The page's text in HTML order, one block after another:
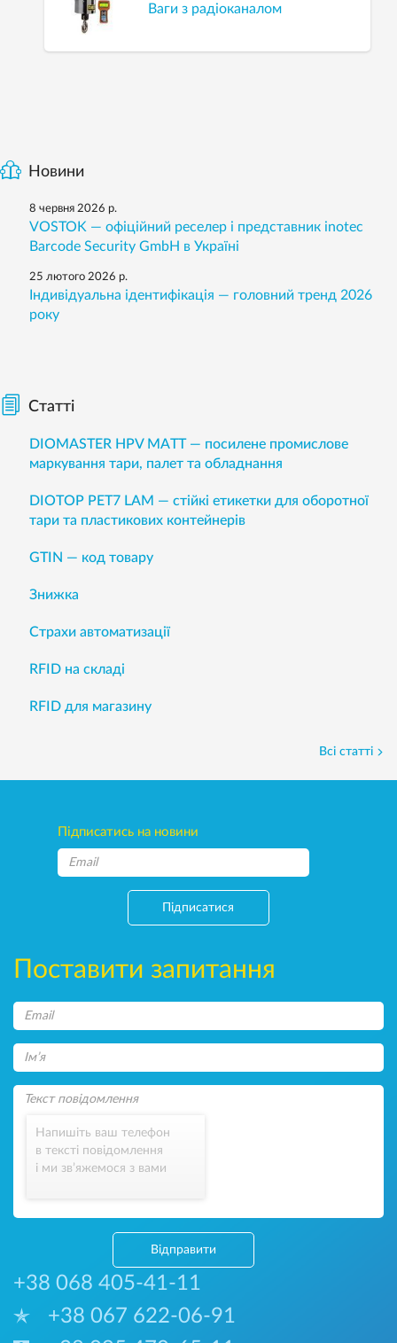
Ваги з радіоканалом
Новини
8 червня 2026 р.
VOSTOK — офіційний реселер і представник inotec
Barcode Security GmbH в Україні
25 лютого 2026 р.
Індивідуальна ідентифікація — головний тренд 2026
року
Статті
DIOMASTER HPV MATT — посилене промислове
маркування тари, палет та обладнання
DIOTOP PET7 LAM — стійкі етикетки для оборотної
тари та пластикових контейнерів
GTIN — код товару
Знижка
Страхи автоматизації
RFID на складі
RFID для магазину
Всі статті
Підписатись на новини
Підписатися
Поставити запитання
Напишіть ваш телефон
в тексті повідомлення
і ми зв’яжемося з вами
Відправити
+38 068 405-41-11
+38 067 622-06-91